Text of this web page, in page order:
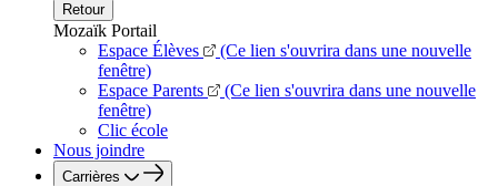
Retour
Mozaïk Portail
Espace Élèves
(Ce lien s'ouvrira dans une nouvelle
fenêtre)
Espace Parents
(Ce lien s'ouvrira dans une nouvelle
fenêtre)
Clic école
Nous joindre
Carrières